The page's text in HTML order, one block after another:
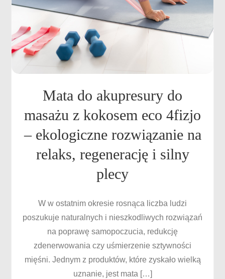
Mata do akupresury do
masażu z kokosem eco 4fizjo
– ekologiczne rozwiązanie na
relaks, regenerację i silny
plecy
W w ostatnim okresie rosnąca liczba ludzi
poszukuje naturalnych i nieszkodliwych rozwiązań
na poprawę samopoczucia, redukcję
zdenerwowania czy uśmierzenie sztywności
mięśni. Jednym z produktów, które zyskało wielką
uznanie, jest mata […]